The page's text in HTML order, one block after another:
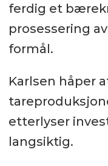
ferdig et
prosessering
formål.
Karlsen håper
etterlyser
langsiktig.